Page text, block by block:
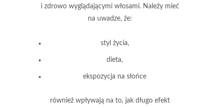
i zdrowo wyglądającymi włosami. Należy mieć
na uwadze, że:
styl życia,
dieta,
ekspozycja na słońce
również wpływają na to, jak długo efekt